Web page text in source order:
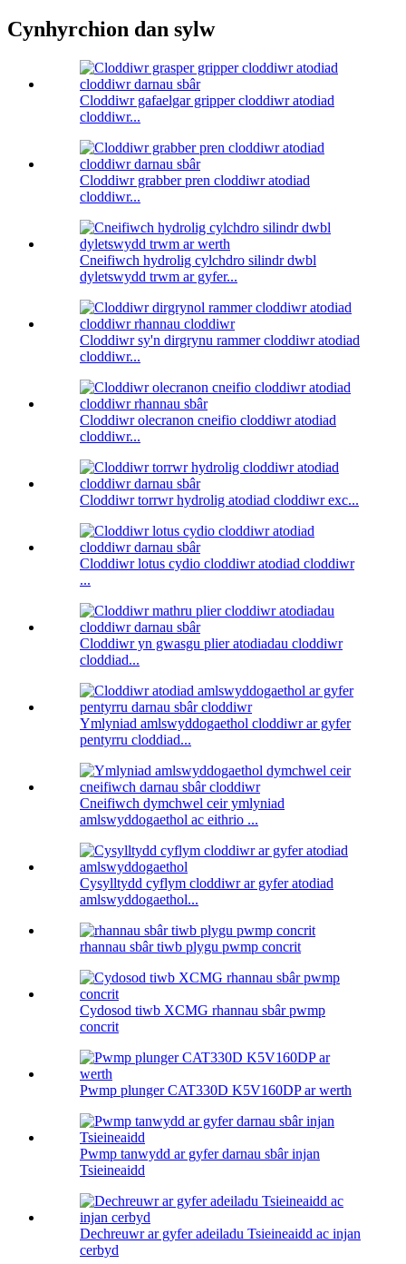
Cynhyrchion dan sylw
Cloddiwr gafaelgar gripper cloddiwr atodiad
cloddiwr...
Cloddiwr grabber pren cloddiwr atodiad
cloddiwr...
Cneifiwch hydrolig cylchdro silindr dwbl
dyletswydd trwm ar gyfer...
Cloddiwr sy'n dirgrynu rammer cloddiwr atodiad
cloddiwr...
Cloddiwr olecranon cneifio cloddiwr atodiad
cloddiwr...
Cloddiwr torrwr hydrolig atodiad cloddiwr exc...
Cloddiwr lotus cydio cloddiwr atodiad cloddiwr
...
Cloddiwr yn gwasgu plier atodiadau cloddiwr
cloddiad...
Ymlyniad amlswyddogaethol cloddiwr ar gyfer
pentyrru cloddiad...
Cneifiwch dymchwel ceir ymlyniad
amlswyddogaethol ac eithrio ...
Cysylltydd cyflym cloddiwr ar gyfer atodiad
amlswyddogaethol...
rhannau sbâr tiwb plygu pwmp concrit
Cydosod tiwb XCMG rhannau sbâr pwmp
concrit
Pwmp plunger CAT330D K5V160DP ar werth
Pwmp tanwydd ar gyfer darnau sbâr injan
Tsieineaidd
Dechreuwr ar gyfer adeiladu Tsieineaidd ac injan
cerbyd